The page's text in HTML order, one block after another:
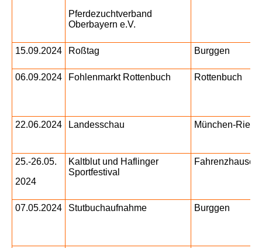
Pferdezuchtverband
Oberbayern e.V.
15.09.2024 Roßtag Burggen
06.09.2024 Fohlenmarkt Rottenbuch Rottenbuch
22.06.2024 Landesschau München-Riem
25.-26.05.
2024
Kaltblut und Haflinger
Sportfestival
Fahrenzhausen
07.05.2024 Stutbuchaufnahme Burggen